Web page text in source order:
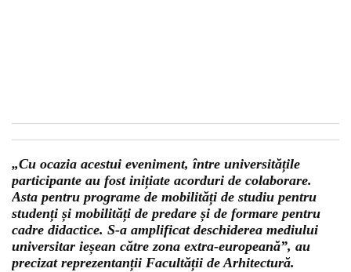
„Cu ocazia acestui eveniment, între universitățile
participante au fost inițiate acorduri de colaborare.
Asta pentru programe de mobilități de studiu pentru
studenți și mobilități de predare și de formare pentru
cadre didactice. S-a amplificat deschiderea mediului
universitar ieșean către zona extra-europeană”, au
precizat reprezentanții Facultății de Arhitectură.